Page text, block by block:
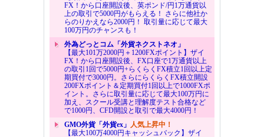
FX！から口座開設後、英ポンド/円1万通貨以
上の取引で5000円がもらえる！ さらに他社か
らのりかえなら2000円！ 取引量に応じて最大
100万円のチャンスも！
外為どっとコム「外貨ネクストネオ」
【最大101万2000円＋1200FXポイント】ザイ
FX！から口座開設後、FX口座で1万通貨以上
の取引1回で5000円+らくらくFX積立1回以上定
期買付で3000円。さらにらくらくFX積立開設
200FXポイント＆定期買付1回以上で1000FXポ
イント。さらに取引量に応じて最大100万円に
加え、スクール受講と理解度テスト合格など
で1000円、CFD開設と取引で最大4000円！
GMO外貨「外貨ex」 人気上昇中！
【最大100万4000円キャッシュバック】ザイ